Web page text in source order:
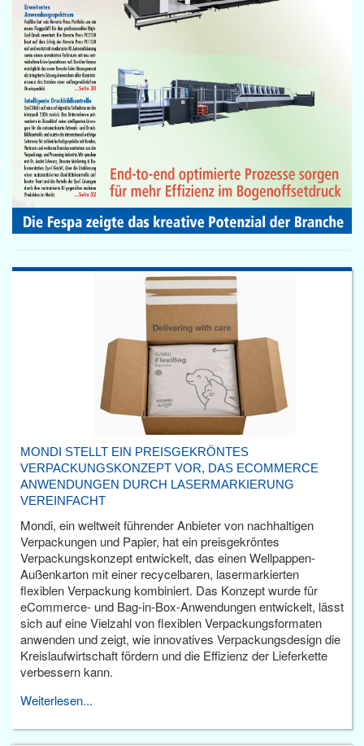
MONDI STELLT EIN PREISGEKRÖNTES
VERPACKUNGSKONZEPT VOR, DAS ECOMMERCE
ANWENDUNGEN DURCH LASERMARKIERUNG
VEREINFACHT
Mondi, ein weltweit führender Anbieter von nachhaltigen
Verpackungen und Papier, hat ein preisgekröntes
Verpackungskonzept entwickelt, das einen Wellpappen-
Außenkarton mit einer recycelbaren, lasermarkierten
flexiblen Verpackung kombiniert. Das Konzept wurde für
eCommerce- und Bag-in-Box-Anwendungen entwickelt, lässt
sich auf eine Vielzahl von flexiblen Verpackungsformaten
anwenden und zeigt, wie innovatives Verpackungsdesign die
Kreislaufwirtschaft fördern und die Effizienz der Lieferkette
verbessern kann.
Weiterlesen...